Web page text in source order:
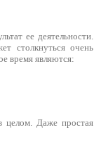
ее деятельности.
столкнуться очень
время являются:
целом. Даже простая